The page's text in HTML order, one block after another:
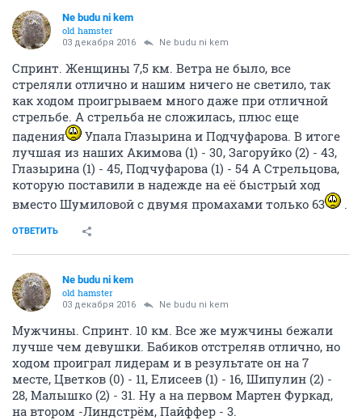
Ne budu ni kem
old hamster
03 декабря 2016 Ne budu ni kem
Спринт. Женщины 7,5 км. Ветра не было, все
стреляли отлично и нашим ничего не светило, так
как ходом проигрываем много даже при отличной
стрельбе. А стрельба не сложилась, плюс еще
падения
Упала Глазырина и Подчуфарова. В итоге
лучшая из наших Акимова (1) - 30, Загоруйко (2) - 43,
Глазырина (1) - 45, Подчуфарова (1) - 54 А Стрельцова,
которую поставили в надежде на её быстрый ход
вместо Шумиловой с двумя промахами только 63
.
ОТВЕТИТЬ
Ne budu ni kem
old hamster
03 декабря 2016 Ne budu ni kem
Мужчины. Спринт. 10 км. Все же мужчины бежали
лучше чем девушки. Бабиков отстреляв отлично, но
ходом проиграл лидерам и в результате он на 7
месте, Цветков (0) - 11, Елисеев (1) - 16, Шипулин (2) -
28, Малышко (2) - 31. Ну а на первом Мартен Фуркад,
на втором -Линдстрём, Пайффер - 3.